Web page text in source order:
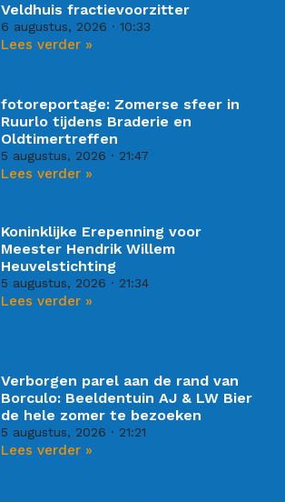
Veldhuis fractievoorzitter
6 augustus, 2026 10:33
Lees verder »
fotoreportage: Zomerse sfeer in
Ruurlo tijdens Braderie en
Oldtimertreffen
5 augustus, 2026 21:47
Lees verder »
Koninklijke Erepenning voor
Meester Hendrik Willem
Heuvelstichting
5 augustus, 2026 21:34
Lees verder »
Verborgen parel aan de rand van
Borculo: Beeldentuin AJ & LW Bier
de hele zomer te bezoeken
5 augustus, 2026 21:21
Lees verder »